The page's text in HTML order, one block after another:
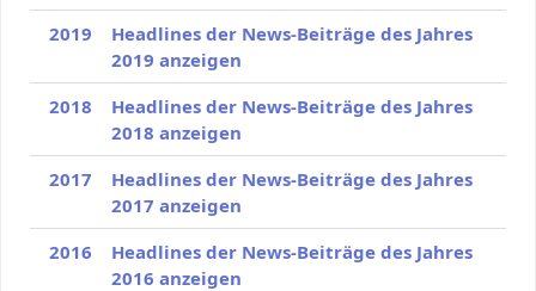
2019
Headlines der News-Beiträge des Jahres
2019 anzeigen
2018
Headlines der News-Beiträge des Jahres
2018 anzeigen
2017
Headlines der News-Beiträge des Jahres
2017 anzeigen
2016
Headlines der News-Beiträge des Jahres
2016 anzeigen